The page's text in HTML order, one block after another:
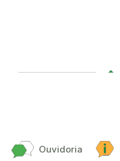
Ouvidoria